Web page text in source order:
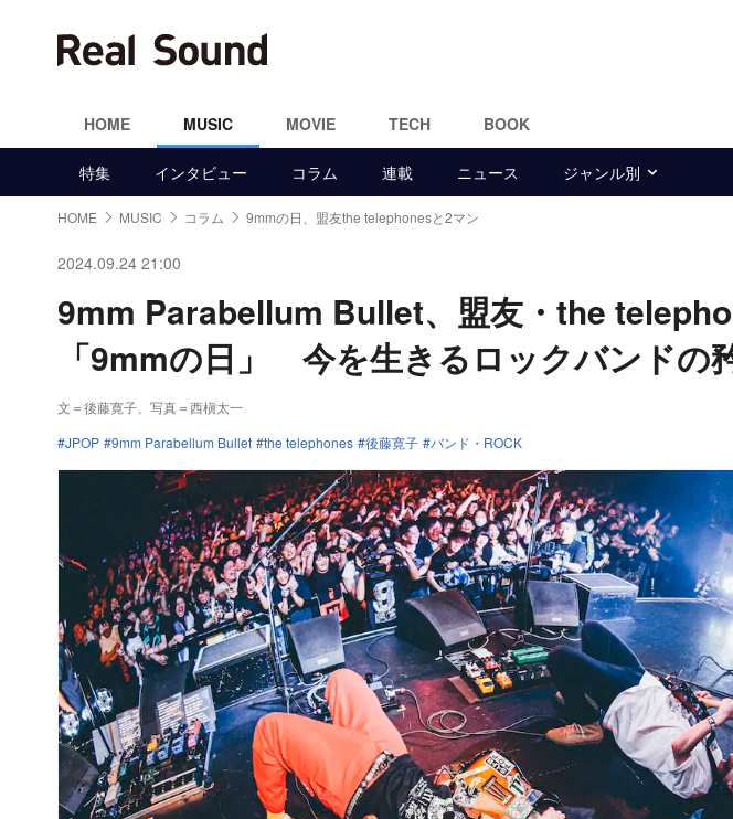
HOME MUSIC MOVIE TECH BOOK
特集 インタビュー コラム 連載 ニュース ジャンル別
HOME MUSIC コラム 9mmの日、盟友the telephonesと2マン
2024.09.24 21:00
9mm Parabellum Bullet、盟友・the
「9mmの日」 今を生きるロックバンドの
文＝後藤寛子 、写真＝西槇太一
JPOP
9mm Parabellum Bullet the telephones 後藤寛子 バンド・ROCK